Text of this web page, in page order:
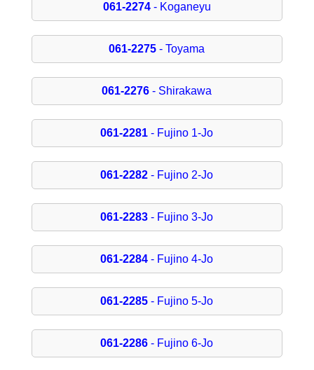
061-2274- Koganeyu
061-2275 - Toyama
061-2276 - Shirakawa
061-2281 - Fujino 1-Jo
061-2282 - Fujino 2-Jo
061-2283 - Fujino 3-Jo
061-2284 - Fujino 4-Jo
061-2285 - Fujino 5-Jo
061-2286 - Fujino 6-Jo